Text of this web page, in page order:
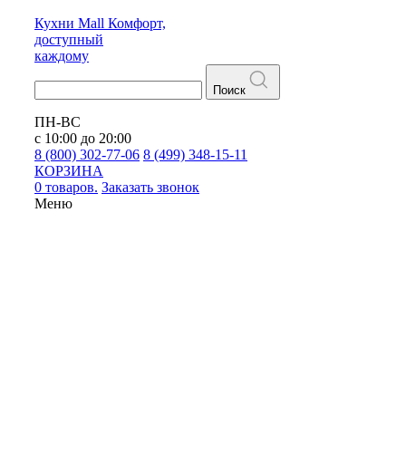
Кухни Mall Комфорт,
доступный
каждому
Поиск
ПН-ВС
с 10:00 до 20:00
8 (800) 302-77-06 8 (499) 348-15-11
КОРЗИНА
0 товаров. Заказать звонок
Меню